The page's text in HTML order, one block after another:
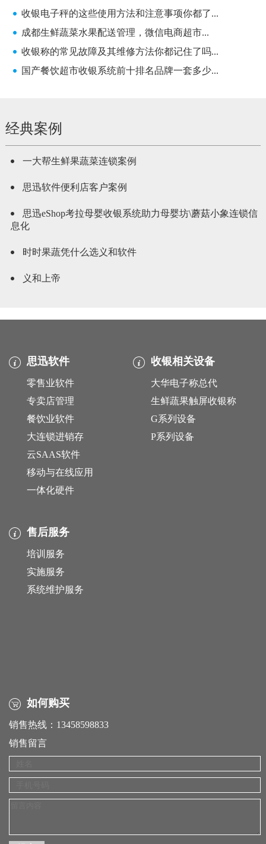
收银电子秤的这些使用方法和注意事项你都了...
成都生鲜蔬菜水果配送管理，微信电商超市...
收银称的常见故障及其维修方法你都记住了吗...
国产餐饮超市收银系统前十排名品牌一套多少...
经典案例
一大帮生鲜果蔬菜连锁案例
思迅软件便利店客户案例
思迅eShop考拉母婴收银系统助力母婴坊\蘑菇小象连锁信
息化
时时果蔬凭什么选义和软件
义和上帝
思迅软件
零售业软件
专卖店管理
餐饮业软件
大连锁进销存
云SAAS软件
移动与在线应用
一体化硬件
收银相关设备
大华电子称总代
生鲜蔬果触屏收银称
G系列设备
P系列设备
售后服务
培训服务
实施服务
系统维护服务
如何购买
销售热线：13458598833
销售留言